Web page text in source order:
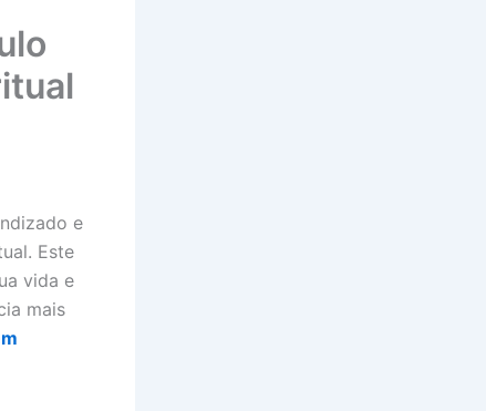
e
Este
vida e
mais